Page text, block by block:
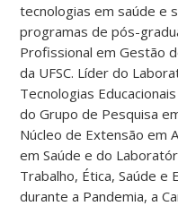
tecnologias em saúde e
programas de pós-
Profissional em Gestão
da UFSC. Líder do
Tecnologias
do Grupo de Pesquisa
Núcleo de Extensão em
em Saúde e do
Trabalho, Ética, Saúde e
durante a Pandemia, a